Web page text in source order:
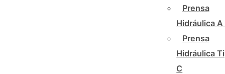
Prensa
Hidráulica A
Prensa
Hidráulica
C